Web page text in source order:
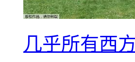
几乎所有西